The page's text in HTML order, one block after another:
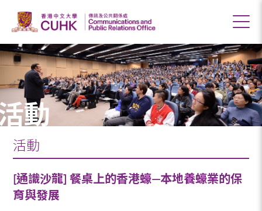
動
活動
[通識沙龍] 餐桌上的香港蠔—本地養蠔業的保
育與發展